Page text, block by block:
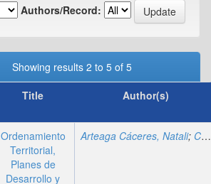
Authors/Record:
Showing results 2 to 5 of 5
Title Author(s)
Ordenamiento
Territorial,
Planes de
Desarrollo y
Arteaga Cáceres, Natali; Calvopiña Andrade, Diego Mauricio